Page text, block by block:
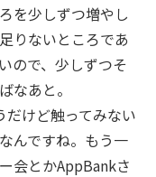
を少しずつ増やし
りないところであ
ので、少しずつそ
なあと。
けど触ってみない
んですね。もう一
会とかAppBankさ